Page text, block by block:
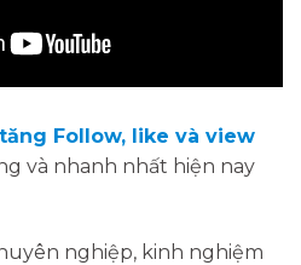
Follow, like và view
và nhanh nhất hiện nay
nghiệp, kinh nghiệm